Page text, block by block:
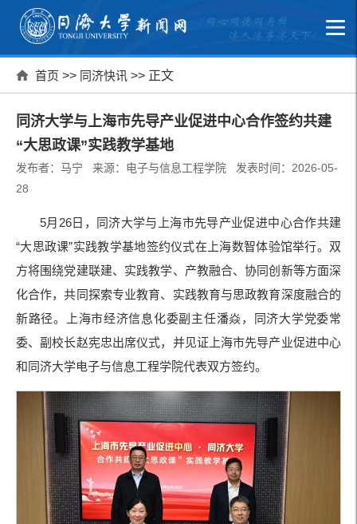
首页 >> 同济快讯 >> 正文
同济大学与上海市先导产业促进中心合作签约共建
“大思政课”实践教学基地
发布者：马宁 来源：电子与信息工程学院 发表时间：2026-05-
28
5月26日，同济大学与上海市先导产业促进中心合作共建
“大思政课”实践教学基地签约仪式在上海数智体验馆举行。双
方将围绕党建联建、实践教学、产教融合、协同创新等方面深
化合作，共同探索专业教育、实践教育与思政教育深度融合的
新路径。上海市经济信息化委副主任潘焱，同济大学党委常
委、副校长赵宪忠出席仪式，并见证上海市先导产业促进中心
和同济大学电子与信息工程学院代表双方签约。